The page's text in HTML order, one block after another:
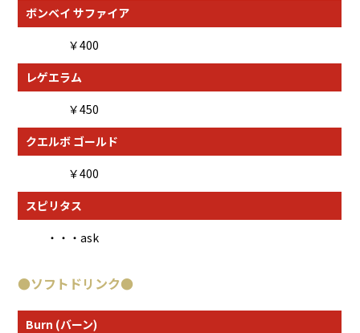
ボンベイ サファイア
￥400
レゲエラム
￥450
クエルボ ゴールド
￥400
スピリタス
・・・ask
●ソフトドリンク●
Burn (バーン)